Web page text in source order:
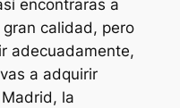
encontraras a
calidad, pero
adecuadamente,
a adquirir
la